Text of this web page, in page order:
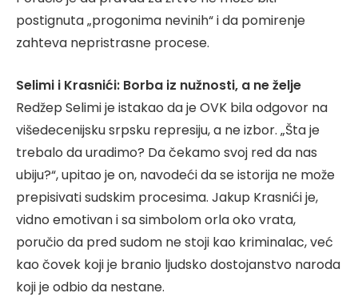
postignuta „progonima nevinih“ i da pomirenje
zahteva nepristrasne procese.
Selimi i Krasnići: Borba iz nužnosti, a ne želje
Redžep Selimi je istakao da je OVK bila odgovor na
višedecenijsku srpsku represiju, a ne izbor. „Šta je
trebalo da uradimo? Da čekamo svoj red da nas
ubiju?“, upitao je on, navodeći da se istorija ne može
prepisivati sudskim procesima. Jakup Krasnići je,
vidno emotivan i sa simbolom orla oko vrata,
poručio da pred sudom ne stoji kao kriminalac, već
kao čovek koji je branio ljudsko dostojanstvo naroda
koji je odbio da nestane.